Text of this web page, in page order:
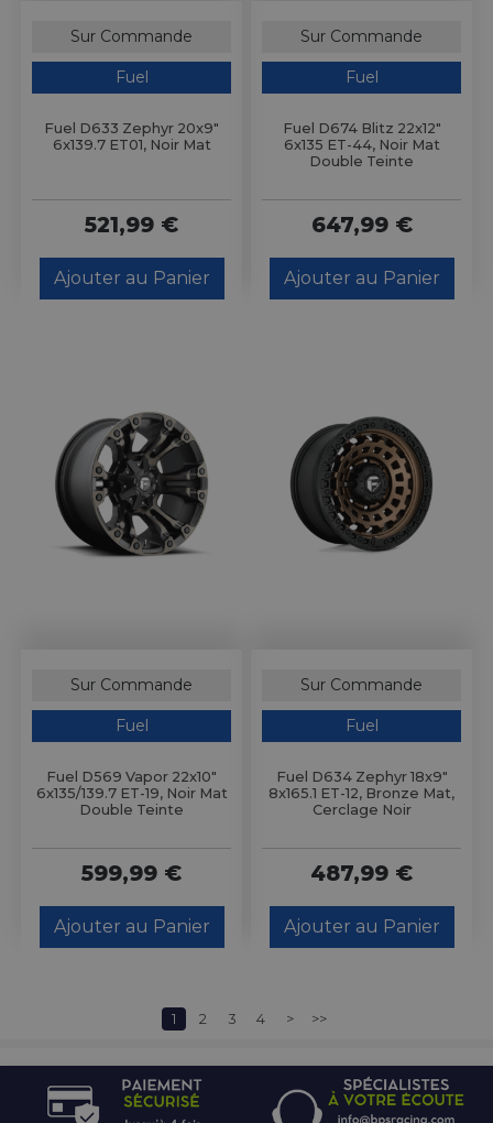
Sur Commande
Fuel
Fuel D633 Zephyr 20x9"
6x139.7 ET01, Noir Mat
521,99 €
Ajouter au Panier
Sur Commande
Fuel
Fuel D674 Blitz 22x12"
6x135 ET-44, Noir Mat
Double Teinte
647,99 €
Ajouter au Panier
Sur Commande
Fuel
Fuel D569 Vapor 22x10"
6x135/139.7 ET-19, Noir Mat
Double Teinte
599,99 €
Ajouter au Panier
Sur Commande
Fuel
Fuel D634 Zephyr 18x9"
8x165.1 ET-12, Bronze Mat,
Cerclage Noir
487,99 €
Ajouter au Panier
1 2 3 4 > >>